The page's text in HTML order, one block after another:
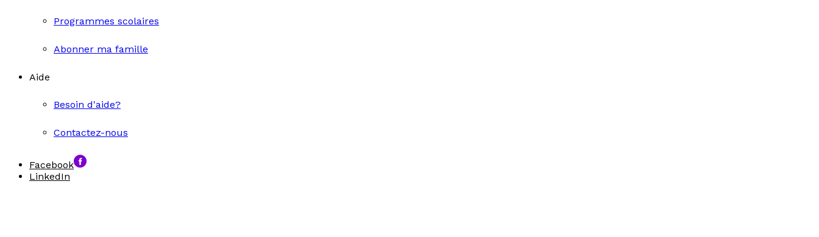
Programmes scolaires
Abonner ma famille
Aide
Besoin d'aide?
Contactez-nous
Facebook
LinkedIn